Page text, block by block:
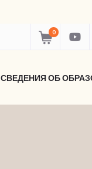
0
СВЕДЕНИЯ ОБ